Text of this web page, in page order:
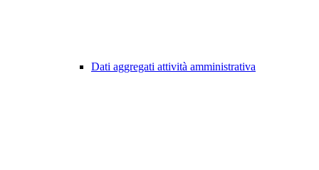
Dati aggregati attività amministrativa